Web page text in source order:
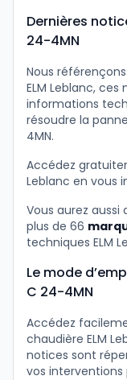
Dernières
24-4MN
Nous
ELM Leblanc,
informations
résoudre la
4MN.
Accédez
Leblanc en vous
Vous aurez aussi
plus de 66
techniques ELM
Le mode
C 24-4MN
Accédez
chaudière ELM
notices sont
vos interventions